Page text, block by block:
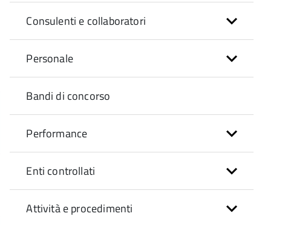
Consulenti e collaboratori
Personale
Bandi di concorso
Performance
Enti controllati
Attività e procedimenti